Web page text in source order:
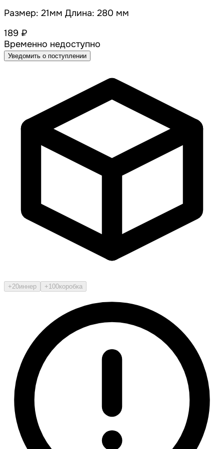
Размер: 21мм Длина: 280 мм
189 ₽
Временно недоступно
Уведомить о поступлении
+20иннер +100коробка